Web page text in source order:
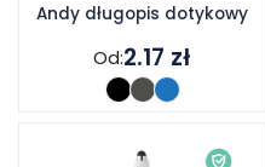
Andy długopis dotykowy
Od:2.17 zł